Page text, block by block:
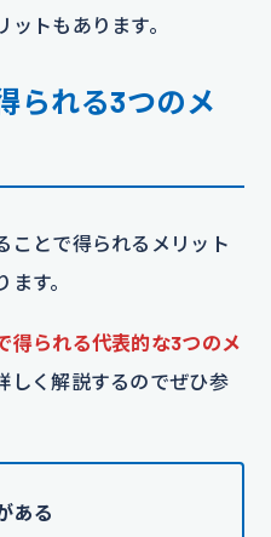
ットもあります。
られる3つのメ
ことで得られるメリット
す。
得られる代表的な3つのメ
しく解説するのでぜひ参
ある